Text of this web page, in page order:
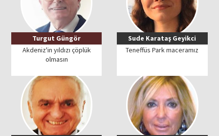
Turgut Güngör
Akdeniz'in yıldızı çöplük
olmasın
Sude Karataş Geyikci
Teneffüs Park maceramız